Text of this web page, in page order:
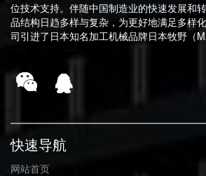
位技术支持。伴随中国制造业的快速发展和
品结构日趋多样与复杂，为更好地满足多样
司引进了日本知名加工机械品牌日本牧野（
快速导航
网站首页